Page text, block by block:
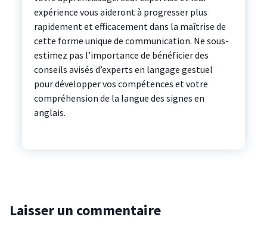
expérience vous aideront à progresser plus
rapidement et efficacement dans la maîtrise de
cette forme unique de communication. Ne sous-
estimez pas l’importance de bénéficier des
conseils avisés d’experts en langage gestuel
pour développer vos compétences et votre
compréhension de la langue des signes en
anglais.
Laisser un commentaire